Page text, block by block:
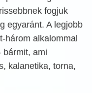
fogjuk
egyaránt. A legjobb
három alkalommal
bármit, ami
kalanetika, torna,